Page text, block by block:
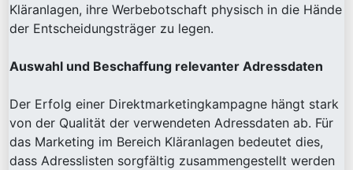
Kläranlagen, ihre Werbebotschaft physisch in die Hände
der Entscheidungsträger zu legen.
Auswahl und Beschaffung relevanter Adressdaten
Der Erfolg einer Direktmarketingkampagne hängt stark
von der Qualität der verwendeten Adressdaten ab. Für
das Marketing im Bereich Kläranlagen bedeutet dies,
dass Adresslisten sorgfältig zusammengestellt werden